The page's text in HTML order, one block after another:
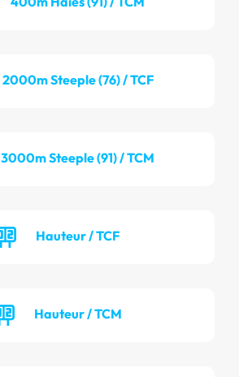
2000m Steeple (76) / TCF
3000m Steeple (91) / TCM
Hauteur / TCF
Hauteur / TCM